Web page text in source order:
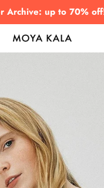
Archive: up to 70%